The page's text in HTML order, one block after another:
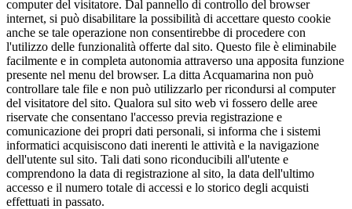
computer del visitatore. Dal pannello di controllo del browser
internet, si può disabilitare la possibilità di accettare questo cookie
anche se tale operazione non consentirebbe di procedere con
l'utilizzo delle funzionalità offerte dal sito. Questo file è eliminabile
facilmente e in completa autonomia attraverso una apposita funzione
presente nel menu del browser. La ditta Acquamarina non può
controllare tale file e non può utilizzarlo per ricondursi al computer
del visitatore del sito. Qualora sul sito web vi fossero delle aree
riservate che consentano l'accesso previa registrazione e
comunicazione dei propri dati personali, si informa che i sistemi
informatici acquisiscono dati inerenti le attività e la navigazione
dell'utente sul sito. Tali dati sono riconducibili all'utente e
comprendono la data di registrazione al sito, la data dell'ultimo
accesso e il numero totale di accessi e lo storico degli acquisti
effettuati in passato.